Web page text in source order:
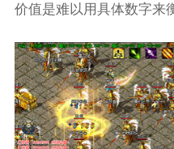
价值是难以用具体数字来